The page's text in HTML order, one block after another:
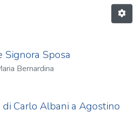
Signora Sposa
Bernardina
Carlo Albani a Agostino